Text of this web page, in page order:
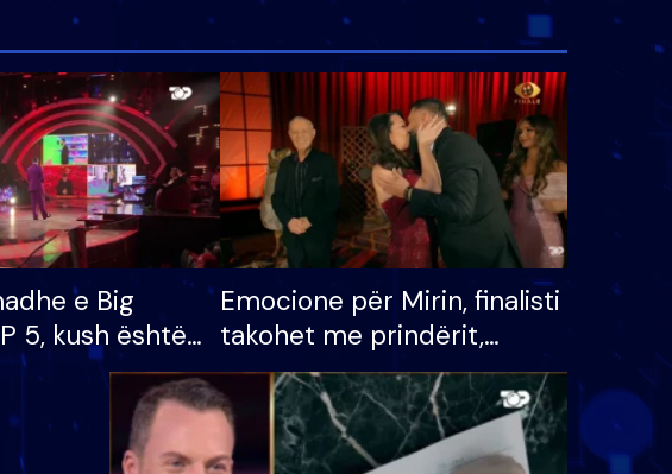
e Big
5, kush është
që lë shtëpinë
mundësinë për
e madh
Emocione për Mirin, finalisti
takohet me prindërit,
vajzën dhe bashkëshorten:
S’kemi ndonjë letër divorci
apo jo?